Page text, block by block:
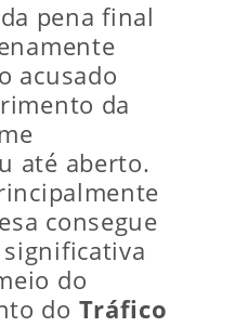
pena final
acusado
da
até aberto.
consegue
do
do Tráfico